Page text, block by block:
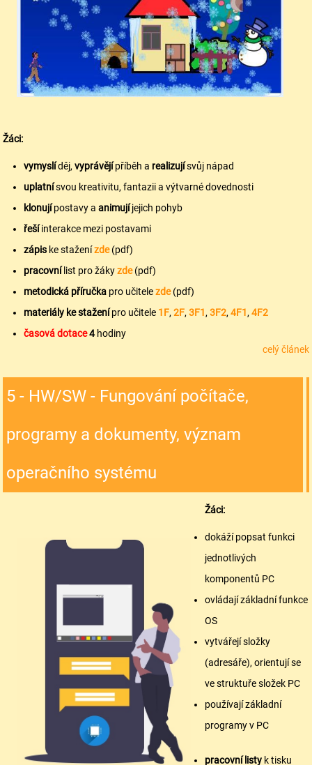
Žáci:
vymyslíděj,vyprávějípříběh a realizujísvůj nápad
uplatnísvou kreativitu, fantazii a výtvarné dovednosti
klonujípostavy aanimujíjejich pohyb
řešíinterakce mezi postavami
zápis ke staženízde(pdf)
pracovnílist pro žákyzde(pdf)
metodická příručka pro učitelezde(pdf)
materiály ke staženípro učitele 1F,2F,3F1,3F2,4F1,4F2
časová dotace4hodiny
celý článek
5 - HW/SW - Fungování počítače,
programy a dokumenty, význam
operačního systému
Žáci:
dokáží popsat funkci
jednotlivých
komponentů PC
ovládají základní funkce
OS
vytvářejí složky
(adresáře), orientují se
ve struktuře složek PC
používají základní
programy v PC
pracovní listy k tisku